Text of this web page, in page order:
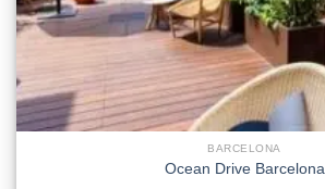
BARCELONA
Ocean Drive Barcelona